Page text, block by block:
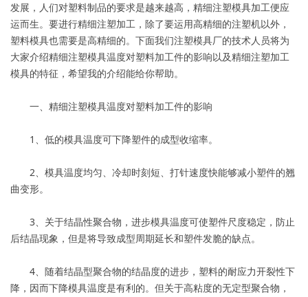
发展，人们对塑料制品的要求是越来越高，精细注塑模具加工便应
运而生。要进行精细注塑加工，除了要运用高精细的注塑机以外，
塑料模具也需要是高精细的。下面我们注塑模具厂的技术人员将为
大家介绍精细注塑模具温度对塑料加工件的影响以及精细注塑加工
模具的特征，希望我的介绍能给你帮助。
一、精细注塑模具温度对塑料加工件的影响
1、低的模具温度可下降塑件的成型收缩率。
2、模具温度均匀、冷却时刻短、打针速度快能够减小塑件的翘
曲变形。
3、关于结晶性聚合物，进步模具温度可使塑件尺度稳定，防止
后结晶现象，但是将导致成型周期延长和塑件发脆的缺点。
4、随着结晶型聚合物的结晶度的进步，塑料的耐应力开裂性下
降，因而下降模具温度是有利的。但关于高粘度的无定型聚合物，